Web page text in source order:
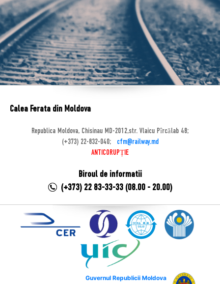
Calea Ferata din Moldova
Republica Moldova, Chisinau MD-2012,str. Vlaicu Pîrcălab 48;
(+373) 22-832-040;
cfm@railway.md
ANTICORUPȚIE
Biroul de informatii
(+373) 22 83-33-33 (08.00 - 20.00)
Guvernul Republicii Moldova